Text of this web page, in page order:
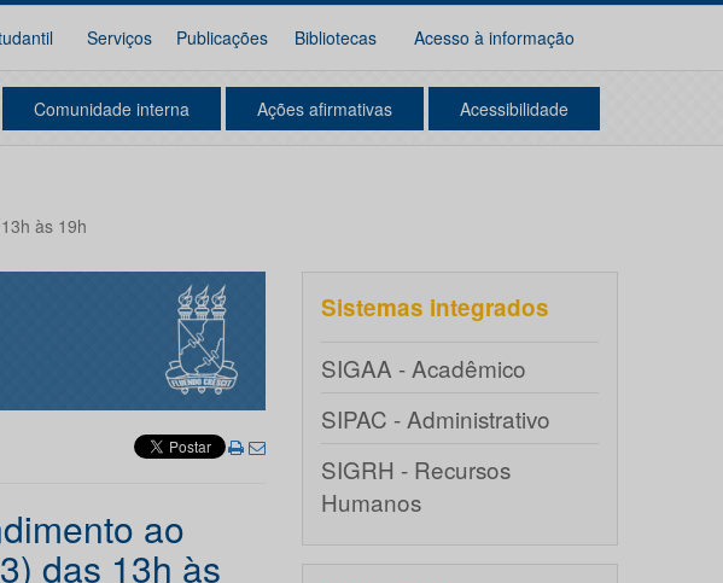
Serviços Publicações Bibliotecas Acesso à informação
Comunidade interna Ações afirmativas Acessibilidade
às 19h
ao
das 13h às
Sistemas integrados
SIGAA - Acadêmico
SIPAC - Administrativo
SIGRH - Recursos
Humanos